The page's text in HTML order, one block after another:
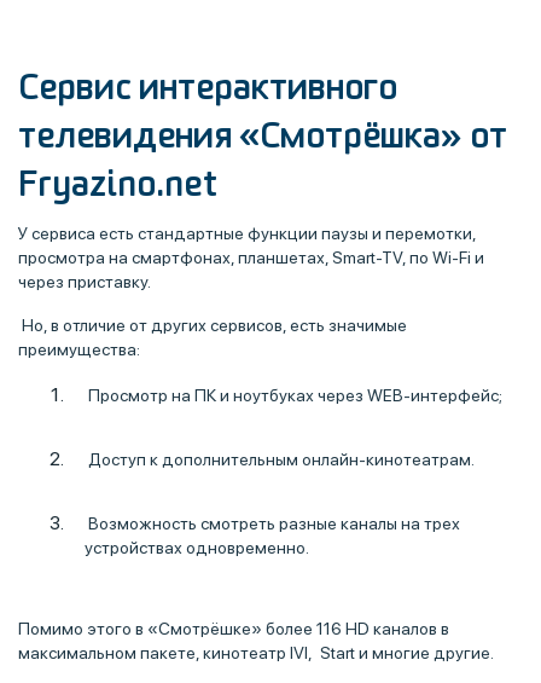
Сервис интерактивного
телевидения «Смотрёшка» от
Fryazino.net
У сервиса есть стандартные функции паузы и перемотки,
просмотра на смартфонах, планшетах, Smart-TV, по Wi-Fi и
через приставку.
Но, в отличие от других сервисов, есть значимые
преимущества:
Просмотр на ПК и ноутбуках через WEB-интерфейс;
Доступ к дополнительным онлайн-кинотеатрам.
Возможность смотреть разные каналы на трех
устройствах одновременно.
Помимо этого в «Смотрёшке» более 116 HD каналов в
максимальном пакете, кинотеатр IVI, Start и многие другие.